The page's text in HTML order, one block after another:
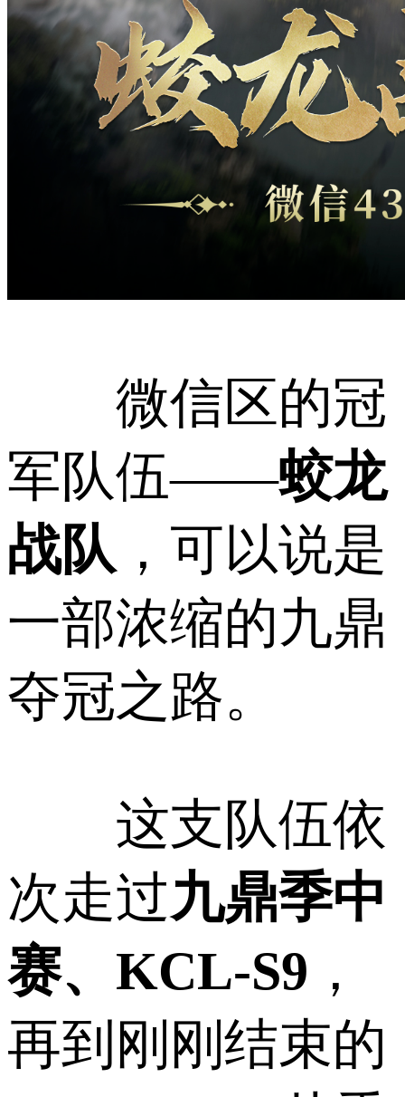
微信区的冠
军队伍——蛟龙
战队 ，可以说是
一部浓缩的九鼎
夺冠之路。
这支队伍依
次走过九鼎季中
赛、KCL-S9 ，
再到刚刚结束的